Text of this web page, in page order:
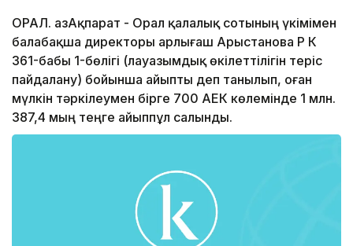
ОРАЛ. ҚазАқпарат - Орал қалалық сотының үкімімен
балабақша директоры Қарлығаш Арыстанова ҚР ҚК
361-бабы 1-бөлігі (лауазымдық өкілеттілігін теріс
пайдалану) бойынша айыпты деп танылып, оған
мүлкін тәркілеумен бірге 700 АЕК көлемінде 1 млн.
387,4 мың теңге айыппұл салынды.